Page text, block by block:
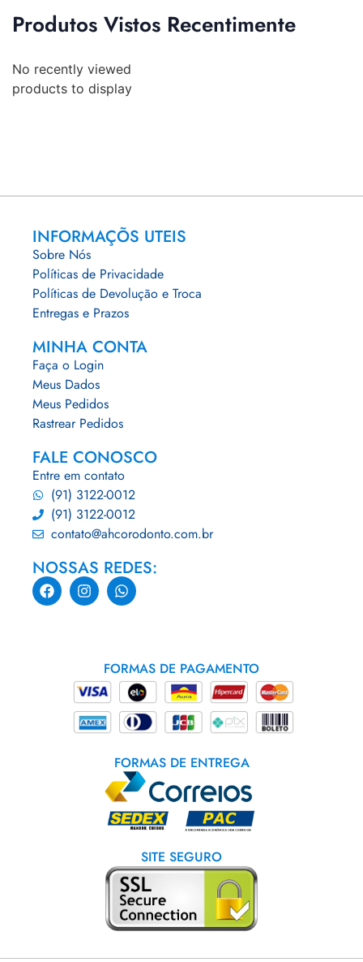
Produtos Vistos Recentimente
No recently viewed
products to display
INFORMAÇÕS UTEIS
Sobre Nós
Políticas de Privacidade
Políticas de Devolução e Troca
Entregas e Prazos
MINHA CONTA
Faça o Login
Meus Dados
Meus Pedidos
Rastrear Pedidos
FALE CONOSCO
Entre em contato
(91) 3122-0012
(91) 3122-0012
contato@ahcorodonto.com.br
NOSSAS REDES:
FORMAS DE PAGAMENTO
FORMAS DE ENTREGA
SITE SEGURO